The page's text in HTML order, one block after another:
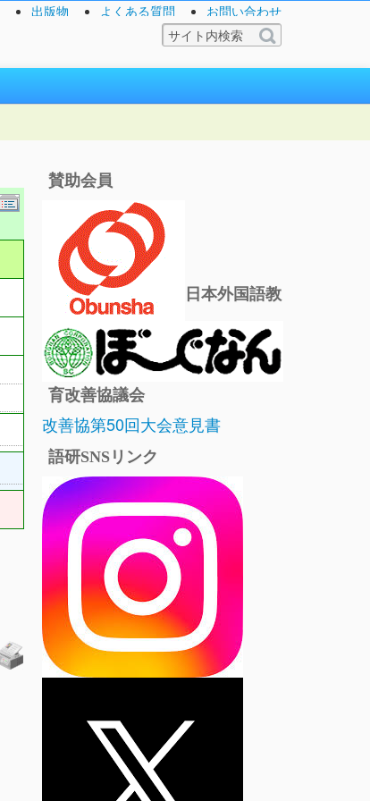
出版物 よくある質問 お問い合わせ
賛助会員
日本外国語教
育改善協議会
改善協第50回大会意見書
語研SNSリンク